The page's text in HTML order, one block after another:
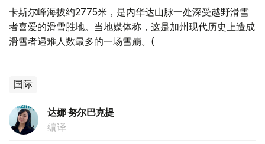
卡斯尔峰海拔约2775米，是内华达山脉一处深受越野滑雪
者喜爱的滑雪胜地。当地媒体称，这是加州现代历史上造成
滑雪者遇难人数最多的一场雪崩。(
国际
达娜 努尔巴克提
编译